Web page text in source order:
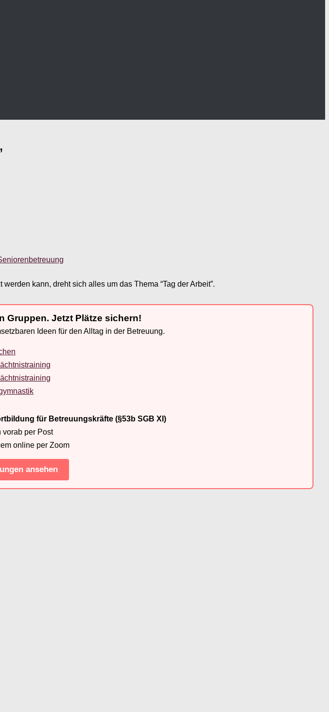
kann, dreht sich alles um das Thema “Tag der Arbeit”.
Gruppen. Jetzt Plätze sichern!
Ideen für den Alltag in der Betreuung.
für Betreuungskräfte (§53b SGB XI)
vorab per Post
online per Zoom
ansehen